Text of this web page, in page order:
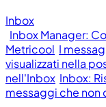
Inbox
Inbox Manager:
Metricool I
visualizzati nella
nell'Inbox Inbox:
messaggi che non